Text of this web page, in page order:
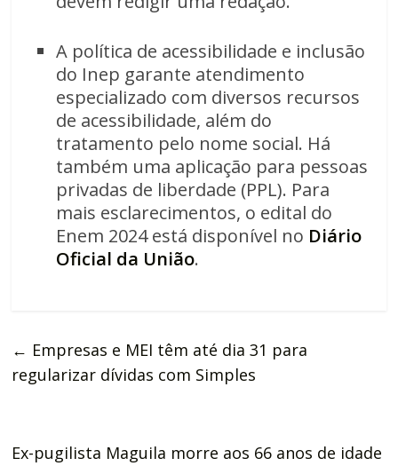
A política de acessibilidade e inclusão
do Inep garante atendimento
especializado com diversos recursos
de acessibilidade, além do
tratamento pelo nome social. Há
também uma aplicação para pessoas
privadas de liberdade (PPL). Para
mais esclarecimentos, o edital do
Enem 2024 está disponível no Diário
Oficial da União.
← Empresas e MEI têm até dia 31 para
regularizar dívidas com Simples
Ex-pugilista Maguila morre aos 66 anos de idade